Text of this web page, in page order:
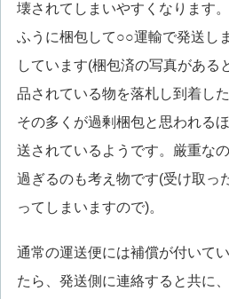
壊されてしまいやすくなります
ふうに梱包して○○運輸で発送し
しています(梱包済の写真がある
品されている物を落札し到着し
その多くが過剰梱包と思われる
送されているようです。厳重な
過ぎるのも考え物です(受け取っ
ってしまいますので)。
通常の運送便には補償が付いて
たら、発送側に連絡すると共に